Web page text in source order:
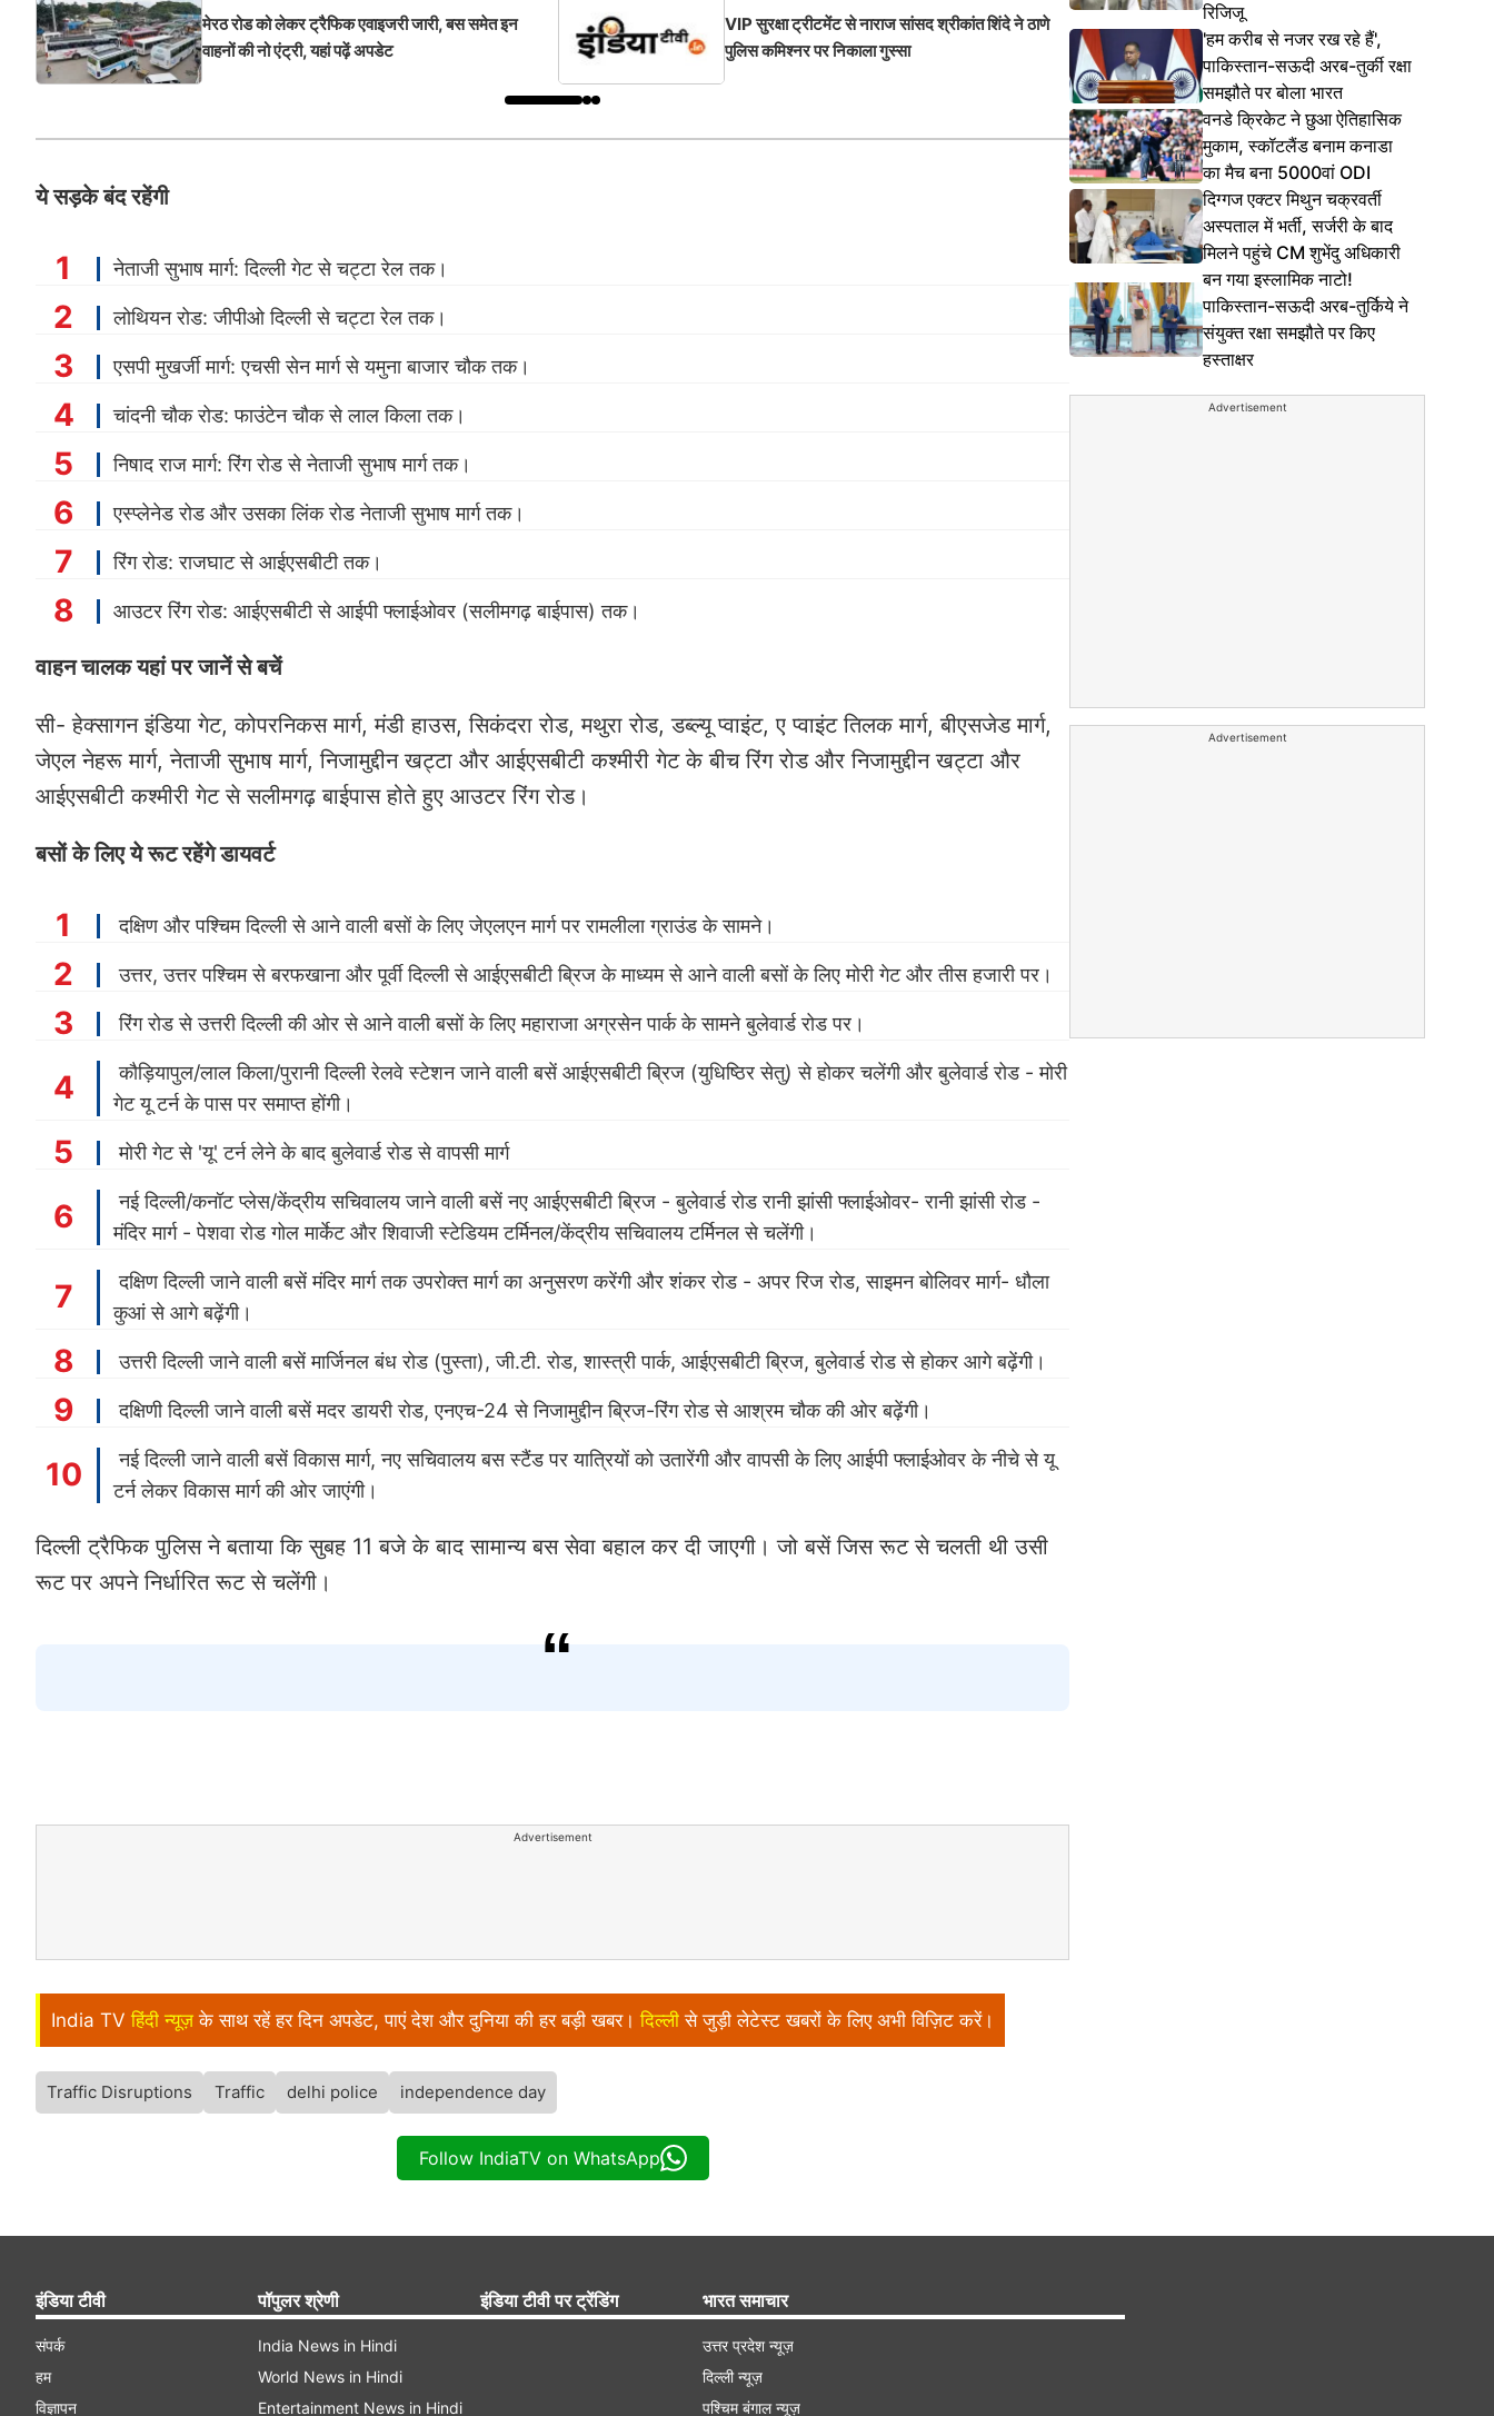
मेरठ रोड को लेकर ट्रैफिक एवाइजरी जारी, बस समेत इन
वाहनों की नो एंट्री, यहां पढ़ें अपडेट
VIP सुरक्षा ट्रीटमेंट से नाराज सांसद श्रीकांत शिंदे ने ठाणे
पुलिस कमिश्नर पर निकाला गुस्सा
नोएडा में आज इन सड़कों पर जाने से बचें,
लिए फॉलो करें ये रूट
ये सड़के बंद रहेंगी
नेताजी सुभाष मार्ग: दिल्ली गेट से चट्टा रेल तक।
लोथियन रोड: जीपीओ दिल्ली से चट्टा रेल तक।
एसपी मुखर्जी मार्ग: एचसी सेन मार्ग से यमुना बाजार चौक तक।
चांदनी चौक रोड: फाउंटेन चौक से लाल किला तक।
निषाद राज मार्ग: रिंग रोड से नेताजी सुभाष मार्ग तक।
एस्प्लेनेड रोड और उसका लिंक रोड नेताजी सुभाष मार्ग तक।
रिंग रोड: राजघाट से आईएसबीटी तक।
आउटर रिंग रोड: आईएसबीटी से आईपी फ्लाईओवर (सलीमगढ़ बाईपास) तक।
वाहन चालक यहां पर जानें से बचें
सी- हेक्सागन इंडिया गेट, कोपरनिकस मार्ग, मंडी हाउस, सिकंदरा रोड, मथुरा रोड, डब्ल्यू प्वाइंट, ए प्वाइंट तिलक मार्ग, बीएसजेड मार्ग,
जेएल नेहरू मार्ग, नेताजी सुभाष मार्ग, निजामुद्दीन खट्टा और आईएसबीटी कश्मीरी गेट के बीच रिंग रोड और निजामुद्दीन खट्टा और
आईएसबीटी कश्मीरी गेट से सलीमगढ़ बाईपास होते हुए आउटर रिंग रोड।
बसों के लिए ये रूट रहेंगे डायवर्ट
दक्षिण और पश्चिम दिल्ली से आने वाली बसों के लिए जेएलएन मार्ग पर रामलीला ग्राउंड के सामने।
उत्तर, उत्तर पश्चिम से बरफखाना और पूर्वी दिल्ली से आईएसबीटी ब्रिज के माध्यम से आने वाली बसों के लिए मोरी गेट और तीस हजारी पर।
रिंग रोड से उत्तरी दिल्ली की ओर से आने वाली बसों के लिए महाराजा अग्रसेन पार्क के सामने बुलेवार्ड रोड पर।
कौड़ियापुल/लाल किला/पुरानी दिल्ली रेलवे स्टेशन जाने वाली बसें आईएसबीटी ब्रिज (युधिष्ठिर सेतु) से होकर चलेंगी और बुलेवार्ड रोड - मोरी
गेट यू टर्न के पास पर समाप्त होंगी।
मोरी गेट से 'यू' टर्न लेने के बाद बुलेवार्ड रोड से वापसी मार्ग
नई दिल्ली/कनॉट प्लेस/केंद्रीय सचिवालय जाने वाली बसें नए आईएसबीटी ब्रिज - बुलेवार्ड रोड रानी झांसी फ्लाईओवर- रानी झांसी रोड -
मंदिर मार्ग - पेशवा रोड गोल मार्केट और शिवाजी स्टेडियम टर्मिनल/केंद्रीय सचिवालय टर्मिनल से चलेंगी।
दक्षिण दिल्ली जाने वाली बसें मंदिर मार्ग तक उपरोक्त मार्ग का अनुसरण करेंगी और शंकर रोड - अपर रिज रोड, साइमन बोलिवर मार्ग- धौला
कुआं से आगे बढ़ेंगी।
उत्तरी दिल्ली जाने वाली बसें मार्जिनल बंध रोड (पुस्ता), जी.टी. रोड, शास्त्री पार्क, आईएसबीटी ब्रिज, बुलेवार्ड रोड से होकर आगे बढ़ेंगी।
दक्षिणी दिल्ली जाने वाली बसें मदर डायरी रोड, एनएच-24 से निजामुद्दीन ब्रिज-रिंग रोड से आश्रम चौक की ओर बढ़ेंगी।
नई दिल्ली जाने वाली बसें विकास मार्ग, नए सचिवालय बस स्टैंड पर यात्रियों को उतारेंगी और वापसी के लिए आईपी फ्लाईओवर के नीचे से यू
टर्न लेकर विकास मार्ग की ओर जाएंगी।
दिल्ली ट्रैफिक पुलिस ने बताया कि सुबह 11 बजे के बाद सामान्य बस सेवा बहाल कर दी जाएगी। जो बसें जिस रूट से चलती थी उसी
रूट पर अपने निर्धारित रूट से चलेंगी।
Advertisement
India TV हिंदी न्यूज़ के साथ रहें हर दिन अपडेट, पाएं देश और दुनिया की हर बड़ी खबर। दिल्ली से जुड़ी लेटेस्ट खबरों के लिए अभी विज़िट करें।
Traffic Disruptions Traffic delhi police independence day
Follow IndiaTV on WhatsApp
रिजिजू
'हम करीब से नजर रख रहे हैं',
पाकिस्तान-सऊदी अरब-तुर्की रक्षा
समझौते पर बोला भारत
वनडे क्रिकेट ने छुआ ऐतिहासिक
मुकाम, स्कॉटलैंड बनाम कनाडा
का मैच बना 5000वां ODI
दिग्गज एक्टर मिथुन चक्रवर्ती
अस्पताल में भर्ती, सर्जरी के बाद
मिलने पहुंचे CM शुभेंदु अधिकारी
बन गया इस्लामिक नाटो!
पाकिस्तान-सऊदी अरब-तुर्किये ने
संयुक्त रक्षा समझौते पर किए
हस्ताक्षर
Advertisement
Advertisement
इंडिया टीवी
संपर्क
हम
विज्ञापन
पॉपुलर श्रेणी
India News in Hindi
World News in Hindi
Entertainment News in Hindi
इंडिया टीवी पर ट्रेंडिंग भारत समाचार
उत्तर प्रदेश न्यूज़
दिल्ली न्यूज़
पश्चिम बंगाल न्यूज़